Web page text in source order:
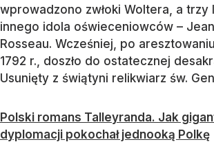
wprowadzono zwłoki Woltera, a trzy
innego idola oświeceniowców –
Rosseau. Wcześniej, po
1792 r., doszło do ostatecznej
Usunięty z świątyni relikwiarz św.
Polski romans Talleyranda. Jak
dyplomacji pokochał jednooką Polkę